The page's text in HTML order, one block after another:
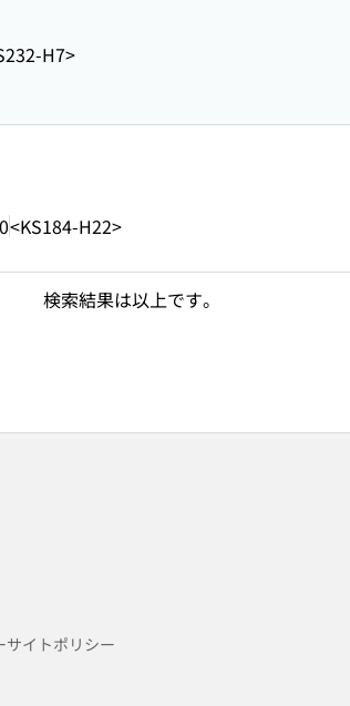
H7>
<KS184-H22>
検索結果は以上です。
サイトポリシー